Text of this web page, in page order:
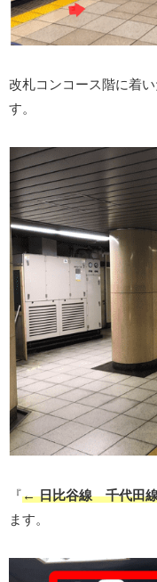
改札コンコース階に着
す。
『← 日比谷線 千代田
ます。